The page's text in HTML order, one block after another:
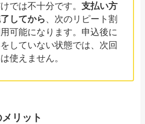
では不十分です。支払い方
してから 、次のリピート割
可能になります。申込後に
していない状態では、次回
使えません。
リット